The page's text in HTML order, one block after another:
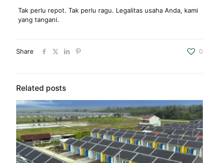
Tak perlu repot. Tak perlu ragu. Legalitas usaha Anda, kami
yang tangani.
Share 0
Related posts